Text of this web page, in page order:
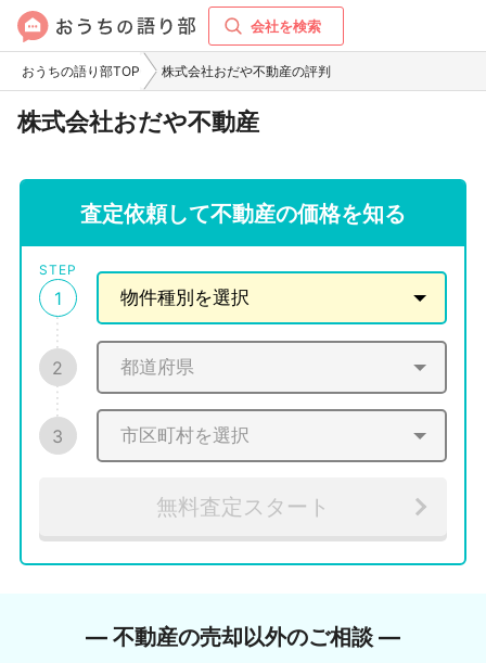
会社を検索
おうちの語り部TOP 株式会社おだや不動産の評判
株式会社おだや不動産
査定依頼して不動産の価格を知る
STEP
1
2
3
無料査定スタート
― 不動産の売却以外のご相談 ―